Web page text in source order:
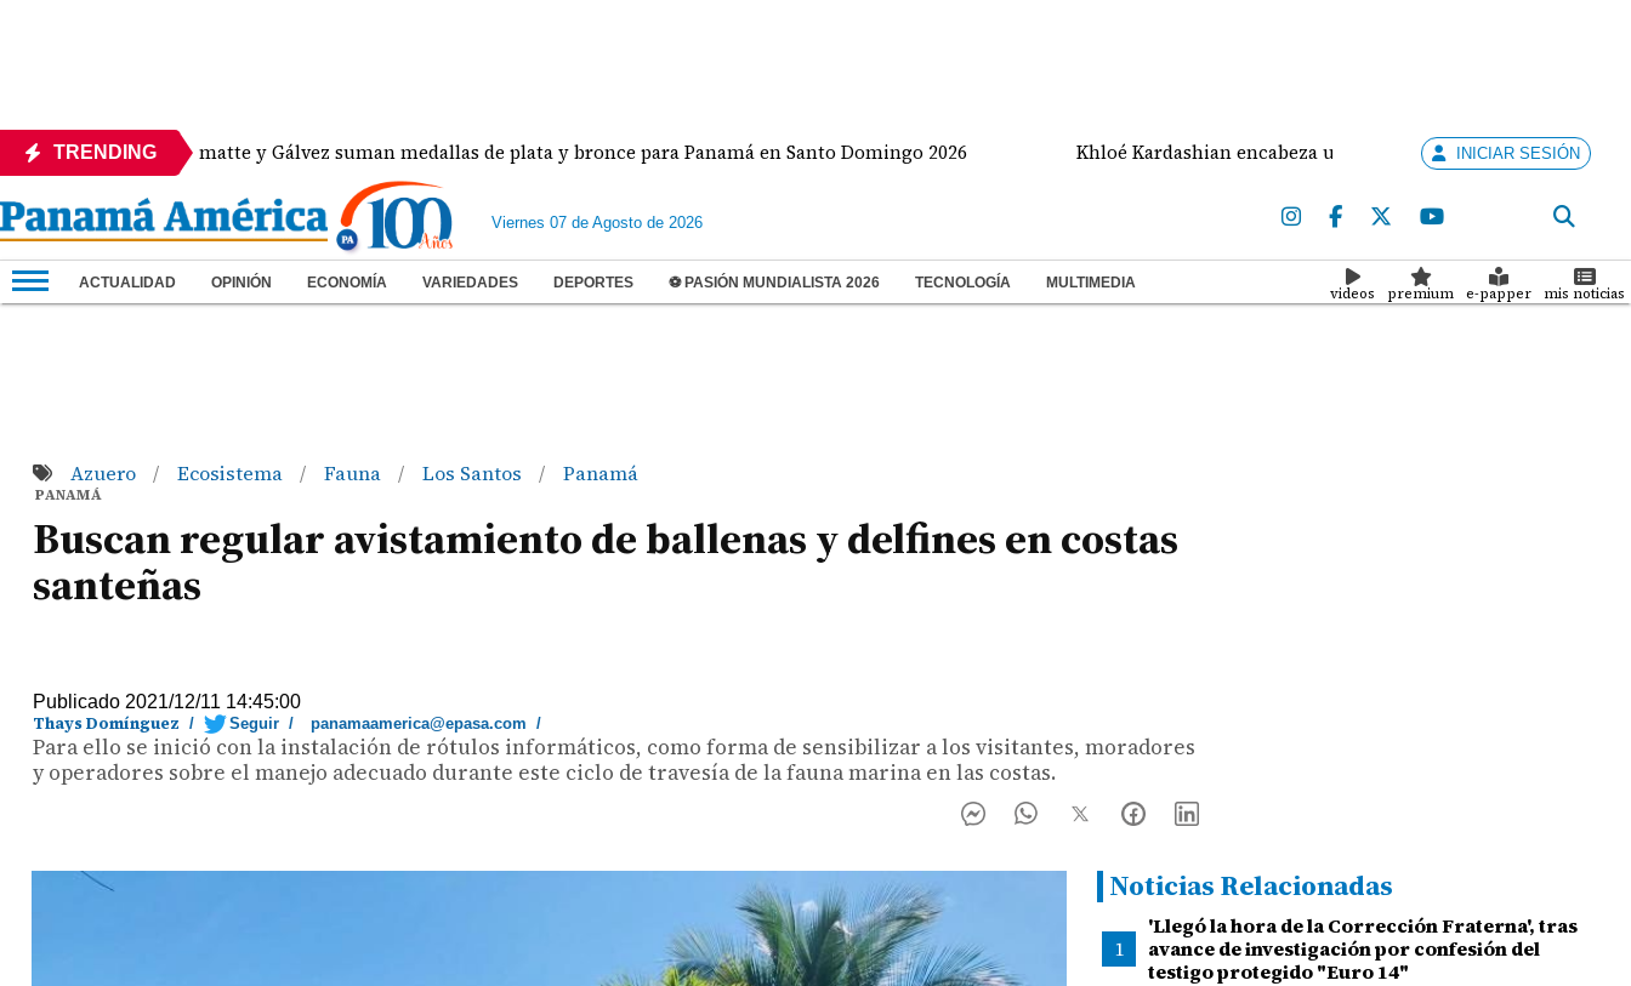
TRENDING
Heurtematte y Gálvez suman medallas de plata y bronce para Panamá en Santo Domingo 2026 Khloé Kardashian encabeza un nuevo programa de telerrealidad
INICIAR SESIÓN
Viernes 07 de Agosto de 2026
ACTUALIDAD OPINIÓN ECONOMÍA VARIEDADES DEPORTES ⚽ PASIÓN MUNDIALISTA 2026 TECNOLOGÍA MULTIMEDIA
videos premium e-papper mis noticias
Azuero / Ecosistema / Fauna / Los Santos / Panamá
PANAMÁ
Buscan regular avistamiento de ballenas y delfines en costas
santeñas
Publicado 2021/12/11 14:45:00
Thays Domínguez / Seguir / panamaamerica@epasa.com /
Para ello se inició con la instalación de rótulos informáticos, como forma de sensibilizar a los visitantes, moradores
y operadores sobre el manejo adecuado durante este ciclo de travesía de la fauna marina en las costas.
Noticias Relacionadas
1
'Llegó la hora de la Corrección Fraterna', tras
avance de investigación por confesión del
testigo protegido "Euro 14"